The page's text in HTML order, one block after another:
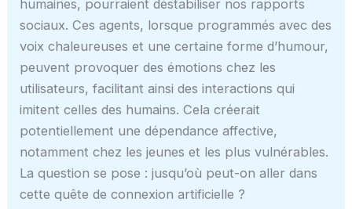
humaines, pourraient déstabiliser nos rapports
sociaux. Ces agents, lorsque programmés avec des
voix chaleureuses et une certaine forme d’humour,
peuvent provoquer des émotions chez les
utilisateurs, facilitant ainsi des interactions qui
imitent celles des humains. Cela créerait
potentiellement une dépendance affective,
notamment chez les jeunes et les plus vulnérables.
La question se pose : jusqu’où peut-on aller dans
cette quête de connexion artificielle ?